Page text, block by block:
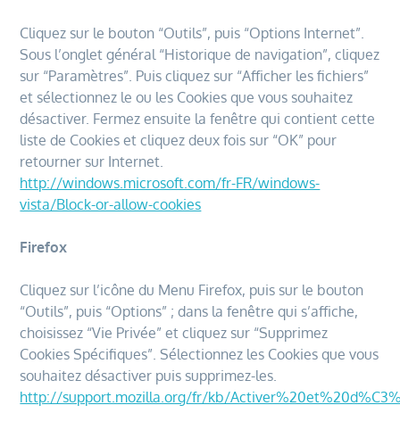
Cliquez sur le bouton “Outils”, puis “Options Internet”.
Sous l’onglet général “Historique de navigation”, cliquez
sur “Paramètres”. Puis cliquez sur “Afficher les fichiers”
et sélectionnez le ou les Cookies que vous souhaitez
désactiver. Fermez ensuite la fenêtre qui contient cette
liste de Cookies et cliquez deux fois sur “OK” pour
retourner sur Internet.
http://windows.microsoft.com/fr-FR/windows-
vista/Block-or-allow-cookies
Firefox
Cliquez sur l’icône du Menu Firefox, puis sur le bouton
“Outils”, puis “Options” ; dans la fenêtre qui s’affiche,
choisissez “Vie Privée” et cliquez sur “Supprimez
Cookies Spécifiques”. Sélectionnez les Cookies que vous
souhaitez désactiver puis supprimez-les.
http://support.mozilla.org/fr/kb/